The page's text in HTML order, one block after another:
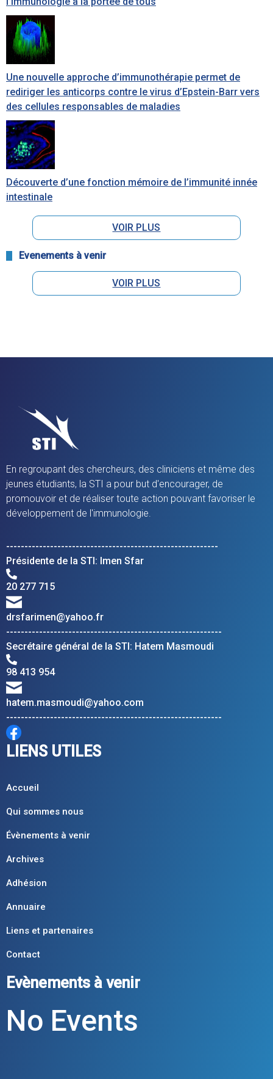
Une nouvelle approche d’immunothérapie permet de
rediriger les anticorps contre le virus d’Epstein-Barr vers
des cellules responsables de maladies
Découverte d’une fonction mémoire de l’immunité innée
intestinale
VOIR PLUS
Evenements à venir
VOIR PLUS
En regroupant des chercheurs, des cliniciens et même des
jeunes étudiants, la STI a pour but d'encourager, de
promouvoir et de réaliser toute action pouvant favoriser le
développement de l'immunologie.
----------------------------------------------------------
Présidente de la STI: Imen Sfar
20 277 715
drsfarimen@yahoo.fr
-----------------------------------------------------------
Secrétaire général de la STI: Hatem Masmoudi
98 413 954
hatem.masmoudi@yahoo.com
-----------------------------------------------------------
LIENS UTILES
Accueil
Qui sommes nous
Évènements à venir
Archives
Adhésion
Annuaire
Liens et partenaires
Contact
Evènements à venir
No Events